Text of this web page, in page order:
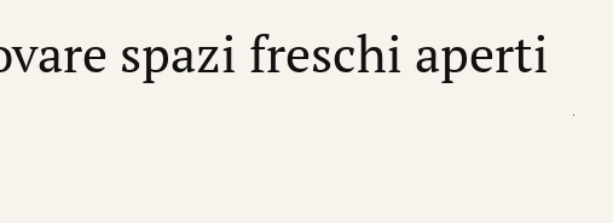
spazi freschi aperti